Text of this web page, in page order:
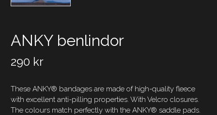
ANKY benlindor
290 kr
These ANKY® bandages are made of high-quality fleece
with excellent anti-pilling properties. With Velcro closures.
The colours match perfectly with the ANKY® saddle pads.